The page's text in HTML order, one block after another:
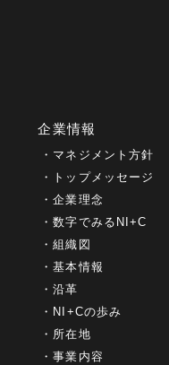
企業情報
マネジメント方針
トップメッセージ
企業理念
数字でみるNI+C
組織図
基本情報
沿革
NI+Cの歩み
所在地
事業内容